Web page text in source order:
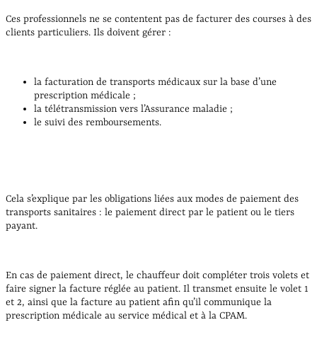
Ces professionnels ne se contentent pas de facturer des courses à des
clients particuliers. Ils doivent gérer :
la facturation de transports médicaux sur la base d’une
prescription médicale ;
la télétransmission vers l’Assurance maladie ;
le suivi des remboursements.
Cela s’explique par les obligations liées aux modes de paiement des
transports sanitaires : le paiement direct par le patient ou le tiers
payant.
En cas de paiement direct, le chauffeur doit compléter trois volets et
faire signer la facture réglée au patient. Il transmet ensuite le volet 1
et 2, ainsi que la facture au patient afin qu’il communique la
prescription médicale au service médical et à la CPAM.